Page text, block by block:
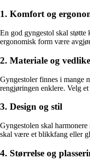
1. Komfort og
En god gyngestol skal støtte
ergonomisk form være
2. Materiale og
Gyngestoler finnes i mange
rengjøringen enklere. Velg
3. Design og stil
Gyngestolen skal
skal være et blikkfang eller
4. Størrelse og